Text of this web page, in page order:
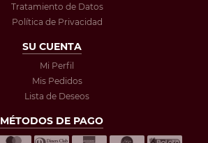
Tratamiento de Datos
Política de Privacidad
SU CUENTA
Mi Perfil
Mis Pedidos
Lista de Deseos
MÉTODOS DE PAGO